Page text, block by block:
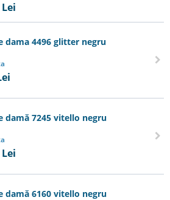
Lei
dama 4496 glitter negru
damă 7245 vitello negru
Lei
damă 6160 vitello negru